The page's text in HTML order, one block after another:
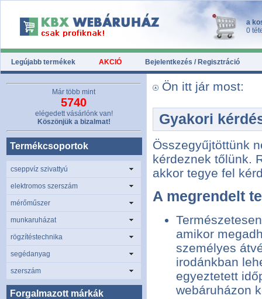
a
0
Legújabb termékek AKCIÓ Bejelentkezés / Regisztráció
Ön itt jár most:
Gyakori
Összegyűjtöttünk
kérdeznek tőlünk.
akkor tegye fel
A megrendelt
amikor
személyes
irodánkban
egyeztetett
webáruházon
Már több mint
5740
elégedett vásárlónk van!
Köszönjük a bizalmat!
Termékcsoportok
cseppvíz szivattyú
elektromos szerszám
mérőműszer
munkaruházat
rögzítéstechnika
segédanyag
szerszám
Forgalmazott márkák